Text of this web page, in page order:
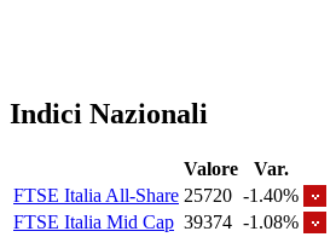
Indici Nazionali
Valore
Var.
FTSE Italia All-Share 25720 -1.40%
FTSE Italia Mid Cap 39374 -1.08%